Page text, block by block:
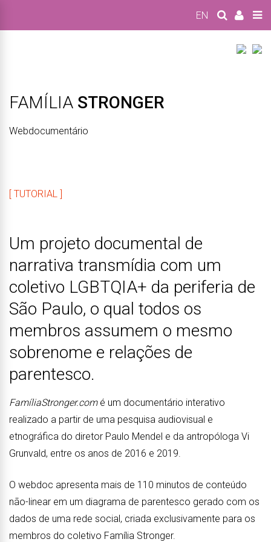
EN
FAMÍLIA STRONGER
Webdocumentário
[ TUTORIAL ]
Um projeto documental de
narrativa transmídia com um
coletivo LGBTQIA+ da periferia de
São Paulo, o qual todos os
membros assumem o mesmo
sobrenome e relações de
parentesco.
FamíliaStronger.comé um documentário interativo
realizado a partir de uma pesquisa audiovisual e
etnográfica do diretor Paulo Mendel e da antropóloga Vi
Grunvald, entre os anos de 2016 e 2019.
O webdoc apresenta mais de 110 minutos de conteúdo
não-linear em um diagrama de parentesco gerado com os
dados de uma rede social, criada exclusivamente para os
membros do coletivo Família Stronger.